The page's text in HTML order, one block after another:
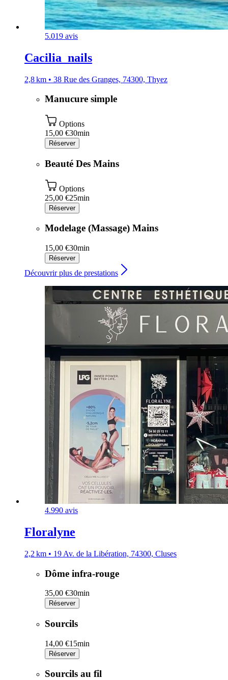
5.019 avis
Cacilia_nails
2,8 km • 38 Rue des Granges, 74300, Thyez
Manucure simple
Options
15,00 €30min
Réserver
Beauté Des Mains
Options
25,00 €25min
Réserver
Modelage (Massage) Mains
15,00 €30min
Réserver
Découvrir plus de prestations
4.990 avis
Floralyne
2,2 km • 19 Av. de la Libération, 74300, Cluses
Dôme infra-rouge
35,00 €30min
Réserver
Sourcils
14,00 €15min
Réserver
Sourcils au fil